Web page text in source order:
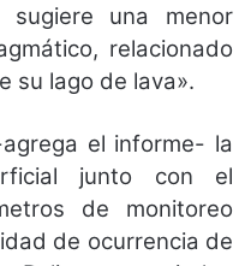
sugiere una menor
relacionado
su lago de lava».
el informe- la
junto con el
de monitoreo
de ocurrencia de